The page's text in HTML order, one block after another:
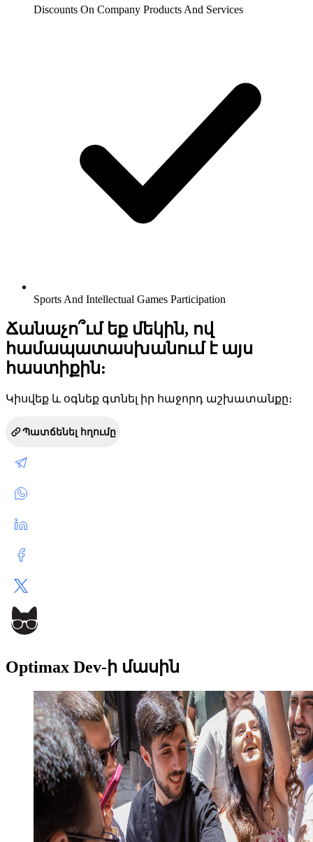
Discounts On Company Products And Services
Sports And Intellectual Games Participation
Ճանաչո՞ւմ եք մեկին, ով
համապատասխանում է այս
հաստիքին:
Կիսվեք և օգնեք գտնել իր հաջորդ աշխատանքը։
Պատճենել հղումը
Optimax Dev-ի մասին